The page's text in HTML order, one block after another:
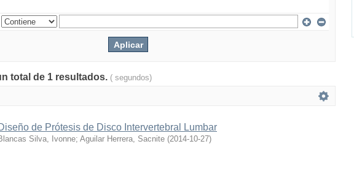
total de 1 resultados. ( segundos)
de Prótesis de Disco Intervertebral Lumbar
Silva, Ivonne; Aguilar Herrera, Sacnite (2014-10-27)